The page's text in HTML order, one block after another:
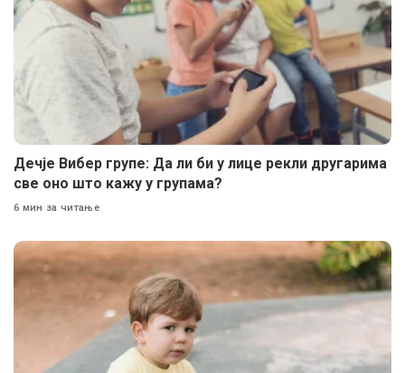
Дечје Вибер групе: Да ли би у лице рекли другарима
све оно што кажу у групама?
6 мин за читање